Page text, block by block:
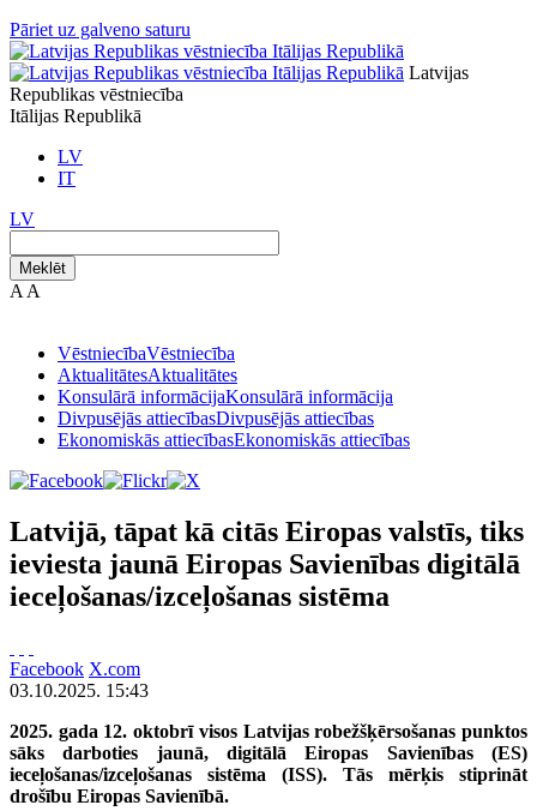
Pāriet uz galveno saturu
Latvijas
Republikas vēstniecība
Itālijas Republikā
LV
IT
LV
Meklēt
A A
VēstniecībaVēstniecība
AktualitātesAktualitātes
Konsulārā informācijaKonsulārā informācija
Divpusējās attiecībasDivpusējās attiecības
Ekonomiskās attiecībasEkonomiskās attiecības
Latvijā, tāpat kā citās Eiropas valstīs, tiks
ieviesta jaunā Eiropas Savienības digitālā
ieceļošanas/izceļošanas sistēma
Facebook X.com
03.10.2025. 15:43
2025. gada 12. oktobrī visos Latvijas robežšķērsošanas punktos
sāks darboties jaunā, digitālā Eiropas Savienības (ES)
ieceļošanas/izceļošanas sistēma (ISS). Tās mērķis stiprināt
drošību Eiropas Savienībā.